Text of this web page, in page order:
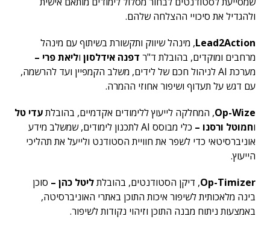
ולהגדיל את סיכויי ההצלחה שלהם.
Lead2Action, מינהל שיווק ותקשורת בשיתוף עם מינהל
מרחבים ומוקדים, בהובלת ד"ר דפנה אידלסון וליאת פרי –
מערכת AI לניהול חכם של לידים, משלב הקמפיין ועד להרשמה,
עם דגש על תעדוף ושיפור אחוזי ההמרה.
Op-Wize, המחלקה לייעוץ ללימודים אקדמיים, בהובלתעדי טל
וחמוטל ורסנו –
כלי מבוסס AI לתכנון לימודים, שמשלב מידע
אוניברסיטאי כדי לשפר את חוויית הסטודנט ולייעל את תהליכי
הייעוץ.
Op-Timizer, דיקן הסטודנטים, בהובלתליטל כהן – סוכן
בינה מלאכותית לשיפור איכות התוכן באתרי האוניברסיטה,
באמצעות ניתוח מבנה התוכן וזיהוי נקודות לשיפור.